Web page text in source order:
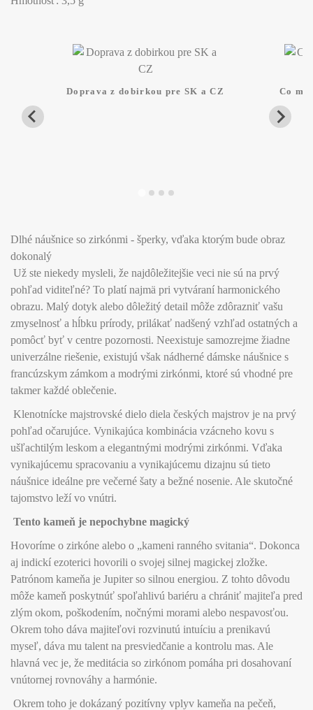
Doprava z dobirkou pre SK a CZ Co
Dlhé náušnice so zirkónmi - šperky, vďaka ktorým bude obraz
dokonalý
Už ste niekedy mysleli, že najdôležitejšie veci nie sú na prvý
pohľad viditeľné? To platí najmä pri vytváraní harmonického
obrazu. Malý dotyk alebo dôležitý detail môže zdôrazniť vašu
zmyselnosť a hĺbku prírody, prilákať nadšený vzhľad ostatných a
pomôcť byť v centre pozornosti. Neexistuje samozrejme žiadne
univerzálne riešenie, existujú však nádherné dámske náušnice s
francúzskym zámkom a modrými zirkónmi, ktoré sú vhodné pre
takmer každé oblečenie.
Klenotnícke majstrovské dielo diela českých majstrov je na prvý
pohľad očarujúce. Vynikajúca kombinácia vzácneho kovu s
ušľachtilým leskom a elegantnými modrými zirkónmi. Vďaka
vynikajúcemu spracovaniu a vynikajúcemu dizajnu sú tieto
náušnice ideálne pre večerné šaty a bežné nosenie. Ale skutočné
tajomstvo leží vo vnútri.
Tento kameň je nepochybne magický
Hovoríme o zirkóne alebo o „kameni ranného svitania“. Dokonca
aj indickí ezoterici hovorili o svojej silnej magickej zložke.
Patrónom kameňa je Jupiter so silnou energiou. Z tohto dôvodu
môže kameň poskytnúť spoľahlivú bariéru a chrániť majiteľa pred
zlým okom, poškodením, nočnými morami alebo nespavosťou.
Okrem toho dáva majiteľovi rozvinutú intuíciu a prenikavú
myseľ, dáva mu talent na presviedčanie a kontrolu mas. Ale
hlavná vec je, že meditácia so zirkónom pomáha pri dosahovaní
vnútornej rovnováhy a harmónie.
Okrem toho je dokázaný pozitívny vplyv kameňa na pečeň,